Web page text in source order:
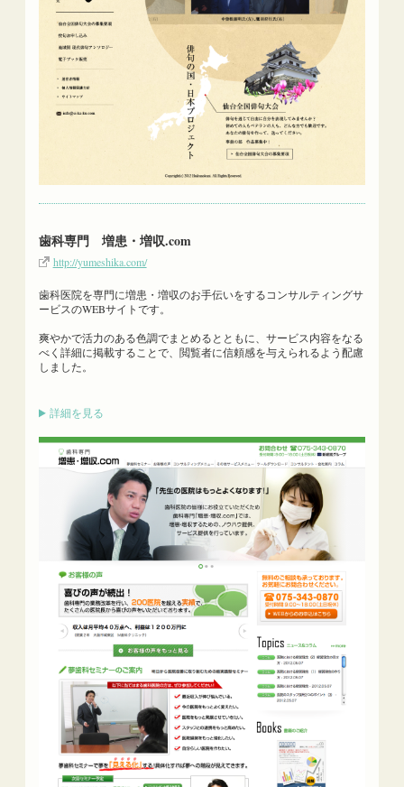
歯科専門 増患・増収.com
http://yumeshika.com/
歯科医院を専門に増患・増収のお手伝いをするコンサルティングサ
ービスのWEBサイトです。
爽やかで活力のある色調でまとめるとともに、サービス内容をなる
べく詳細に掲載することで、閲覧者に信頼感を与えられるよう配慮
しました。
詳細を見る